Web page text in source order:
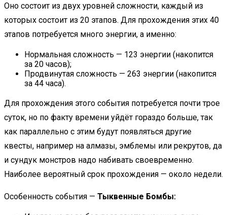
Оно состоит из двух уровней сложности, каждый из
которых состоит из 20 этапов. Для прохождения этих 40
этапов потребуется много энергии, а именно:
Нормальная сложность — 123 энергии (накопится
за 20 часов);
Продвинутая сложность — 263 энергии (накопится
за 44 часа).
Для прохождения этого события потребуется почти трое
суток, но по факту времени уйдёт гораздо больше, так
как параллельно с этим будут появляться другие
квесты, например на алмазы, эмблемы или рекрутов, да
и сундук монстров надо набивать своевременно.
Наиболее вероятный срок прохождения — около недели.
Особенность события — Тыквенные Бомбы: